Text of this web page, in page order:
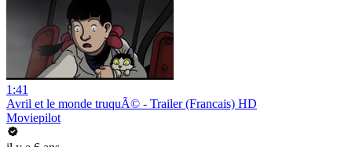
1:41
Avril et le monde truquÃ© - Trailer (Francais) HD
Moviepilot